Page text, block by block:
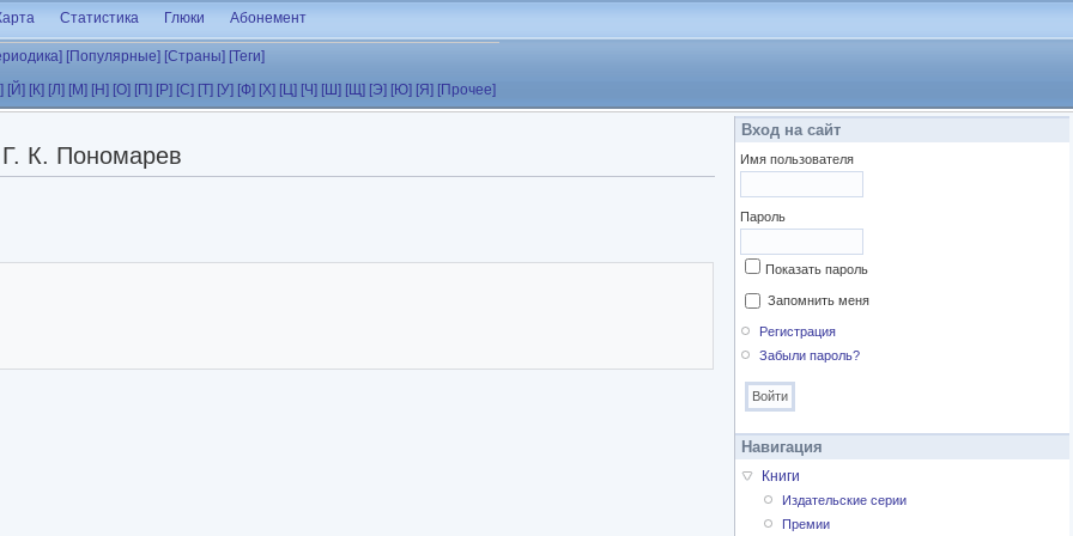
Статистика Глюки Абонемент
[Популярные] [Страны] [Теги]
[Й] [К] [Л] [М] [Н] [О] [П] [Р] [С] [Т] [У] [Ф] [Х] [Ц] [Ч] [Ш] [Щ] [Э] [Ю] [Я] [Прочее]
Г. К. Пономарев
Вход на сайт
Имя пользователя
Пароль
Показать пароль
Запомнить меня
Регистрация
Забыли пароль?
Навигация
Книги
Издательские серии
Премии